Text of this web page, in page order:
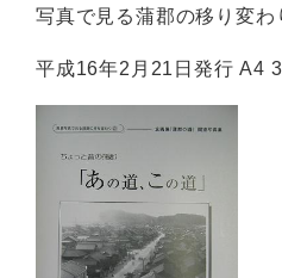
写真で見る蒲郡の移り変
平成16年2月21日発行 A4